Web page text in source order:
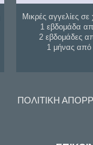
Μικρές αγγελίες σε
1 εβδομάδα
2 εβδομάδες
1 μήνας
ΠΟΛΙΤΙΚΗ